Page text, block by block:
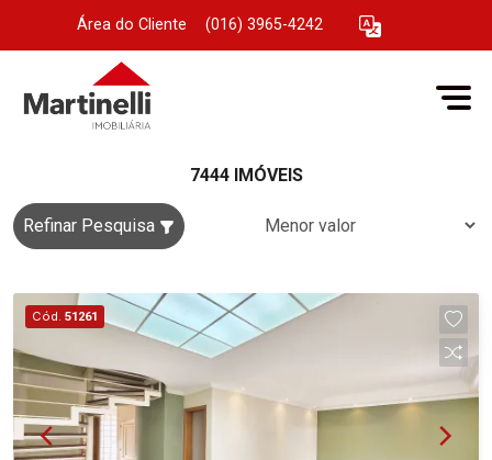
Área do Cliente (016) 3965-4242
7444 IMÓVEIS
Refinar Pesquisa
Cód. 51261